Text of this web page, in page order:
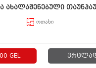
ახალაშენებული
ოთახი
GEL